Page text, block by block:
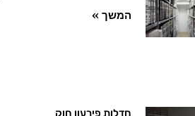
המשך »
חדלות פירעון חוק